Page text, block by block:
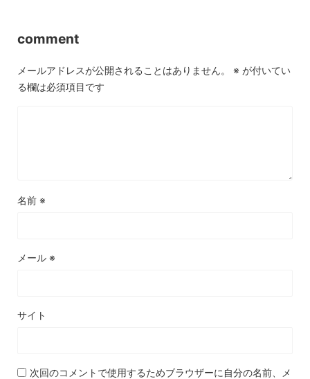
comment
メールアドレスが公開されることはありません。 ※ が付いてい
る欄は必須項目です
名前 ※
メール ※
サイト
次回のコメントで使用するためブラウザーに自分の名前、メ